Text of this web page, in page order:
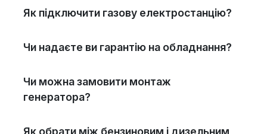
Як підключити газову електростанцію?
Чи надаєте ви гарантію на обладнання?
Чи можна замовити монтаж
генератора?
Як обрати між бензиновим і дизельним